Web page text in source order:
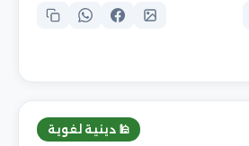
🕌 دينية لغوية